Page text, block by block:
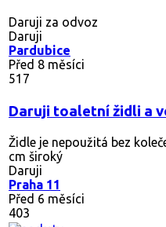
Daruji za odvoz
Daruji
Pardubice
Před 8 měsíci
517
Daruji toaletní židli a
Židle je nepoužitá bez
cm široký
Daruji
Praha 11
Před 6 měsíci
403